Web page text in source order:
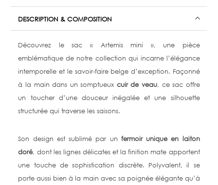
DESCRIPTION & COMPOSITION
Découvrez le sac « Artemis mini », une pièce
emblématique de notre collection qui incarne l’élégance
intemporelle et le savoir-faire belge d’exception. Façonné
à la main dans un somptueux cuir de veau, ce sac offre
un toucher d’une douceur inégalée et une silhouette
structurée qui traverse les saisons.
Son design est sublimé par un fermoir unique en laiton
doré, dont les lignes délicates et la finition mate apportent
une touche de sophistication discrète. Polyvalent, il se
porte aussi bien à la main avec sa poignée élégante qu’à